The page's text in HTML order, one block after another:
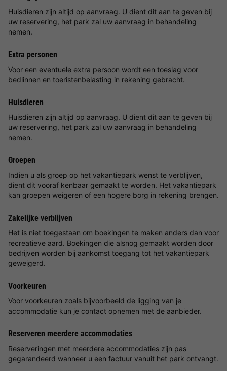
Huisdieren zijn altijd op aanvraag. U dient dit aan te geven bij
uw reservering, het park zal uw aanvraag in behandeling
nemen.
Extra personen
Voor een eventuele extra persoon wordt een toeslag voor
bedlinnen en toeristenbelasting in rekening gebracht.
Huisdieren
Huisdieren zijn altijd op aanvraag. U dient dit aan te geven bij
uw reservering, het park zal uw aanvraag in behandeling
nemen.
Groepen
Indien u als groep op het vakantiepark wenst te verblijven,
dient dit vooraf kenbaar gemaakt te worden. Het vakantiepark
kan groepen weigeren of een hogere borg in rekening brengen.
Zakelijke verblijven
Het is niet toegestaan om boekingen te maken anders dan voor
recreatieve aard. Boekingen die alsnog gemaakt worden door
bedrijven worden bij aankomst toegang tot het vakantiepark
geweigerd.
Voorkeuren
Voor voorkeuren zoals bijvoorbeeld de ligging van je
accommodatie kun je contact opnemen met de aanbieder.
Reserveren meerdere accommodaties
Reserveringen met meerdere accommodaties zijn pas
gegarandeerd wanneer u een factuur vanuit het park ontvangt.